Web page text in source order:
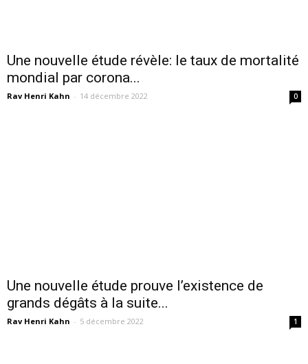
Une nouvelle étude révèle: le taux de mortalité
mondial par corona...
Rav Henri Kahn - 14 décembre 2022 0
Une nouvelle étude prouve l’existence de
grands dégâts à la suite...
Rav Henri Kahn - 5 décembre 2022 1